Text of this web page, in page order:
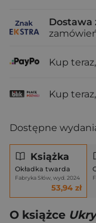
Dostawa
Kup
Kup
Dostępne
Książka
Okładka twarda
Fabryka Słów, wyd. 2024
53,94 zł
O książce